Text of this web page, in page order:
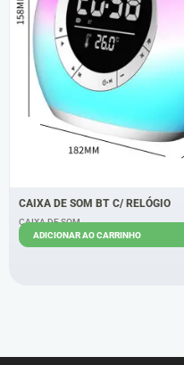
CAIXA DE SOM BT C/ RELÓGIO
CAIXA DE SOM
ADICIONAR AO CARRINHO